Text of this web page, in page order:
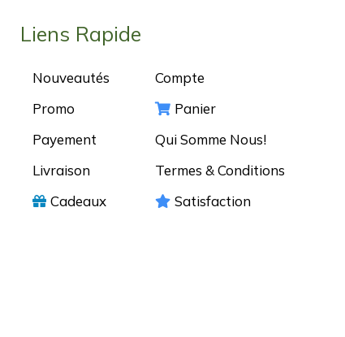
Liens Rapide
Nouveautés
Promo
Payement
Livraison
Cadeaux
Compte
Panier
Qui Somme Nous!
Termes & Conditions
Satisfaction